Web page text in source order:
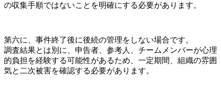
の収集手順ではないことを明確にする必要があります。
第六に、事件終了後に後続の管理をしない場合です。
調査結果とは別に、申告者、参考人、チームメンバーが心理
的負担を経験する可能性があるため、一定期間、組織の雰囲
気と二次被害を確認する必要があります。